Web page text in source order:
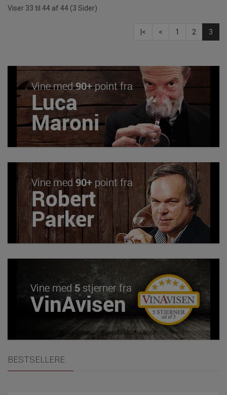
Viser 33 til 44 af 44 (3 Sider)
|< < 1 2 3
BESTSELLERE